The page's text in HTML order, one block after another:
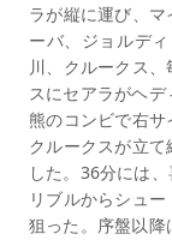
ラが縦に運び、
ーバ、ジョルデ
川、クルークス
スにセアラがヘ
熊のコンビで右サ
クルークスが立
した。36分には
リブルからシュ
狙った。序盤以降